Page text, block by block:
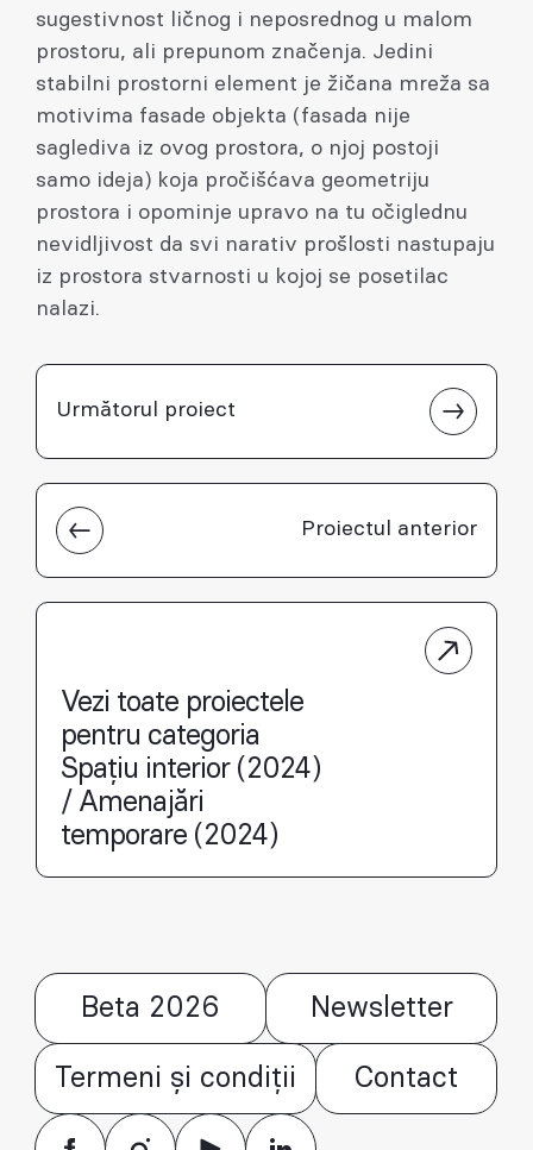
sugestivnost ličnog i neposrednog u malom
prostoru, ali prepunom značenja. Jedini
stabilni prostorni element je žičana mreža sa
motivima fasade objekta (fasada nije
saglediva iz ovog prostora, o njoj postoji
samo ideja) koja pročišćava geometriju
prostora i opominje upravo na tu očiglednu
nevidljivost da svi narativ prošlosti nastupaju
iz prostora stvarnosti u kojoj se posetilac
nalazi.
Proiectul anterior
Următorul proiect
Vezi toate proiectele
pentru categoria
Spațiu interior (2024)
/ Amenajări
temporare (2024)
Beta 2026 Newsletter
Termeni și condiții Contact